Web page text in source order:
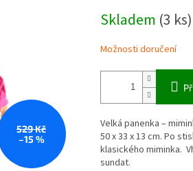
529 Kč
–15 %
cena:
Skladem (3 ks)
Možnosti doručení
Velká panenka –
50 x 33 x 13 cm. Po
klasického miminka.
sundat.